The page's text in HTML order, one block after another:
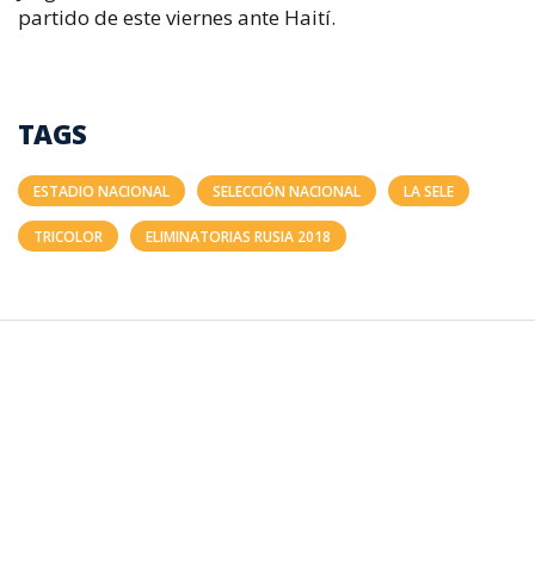
partido de este viernes ante Haití.
TAGS
ESTADIO NACIONAL SELECCIÓN NACIONAL LA SELE
TRICOLOR ELIMINATORIAS RUSIA 2018